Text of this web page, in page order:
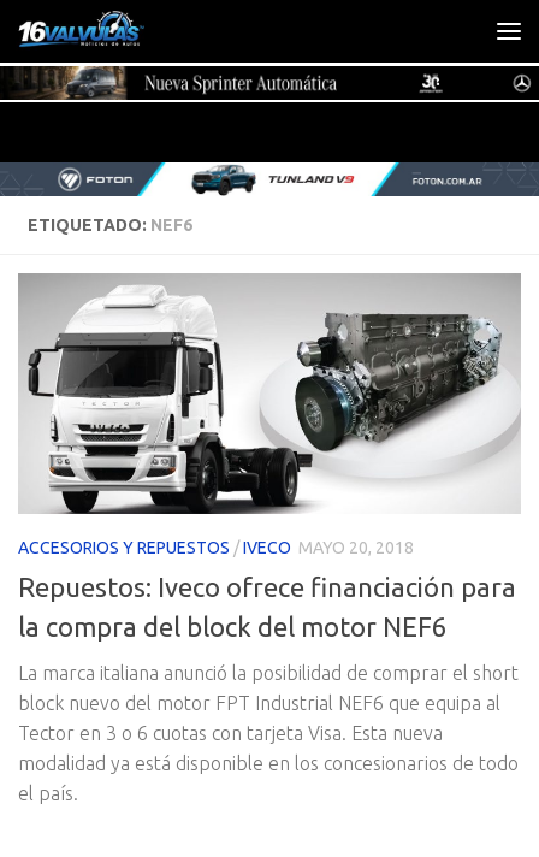
Saltar al contenido
ETIQUETADO: NEF6
ACCESORIOS Y REPUESTOS /IVECO MAYO 20, 2018
Repuestos: Iveco ofrece financiación para
la compra del block del motor NEF6
La marca italiana anunció la posibilidad de comprar el short
block nuevo del motor FPT Industrial NEF6 que equipa al
Tector en 3 o 6 cuotas con tarjeta Visa. Esta nueva
modalidad ya está disponible en los concesionarios de todo
el país.